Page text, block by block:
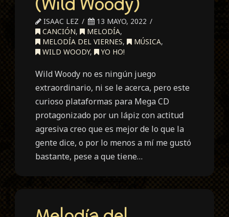
ISAAC LEZ
13 MAYO, 2022
CANCIÓN, MELODÍA,
MELODÍA DEL VIERNES, MÚSICA,
WILD WOODY, YO HO!
Wild Woody no es ningún juego
extraordinario, ni se le acerca, pero este
curioso plataformas para Mega CD
protagonizado por un lápiz con actitud
agresiva creo que es mejor de lo que la
gente dice, o por lo menos a mí me gustó
bastante, pese a que tiene…